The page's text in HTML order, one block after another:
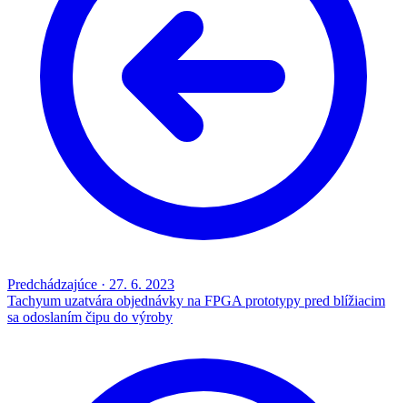
Predchádzajúce · 27. 6. 2023
Tachyum uzatvára objednávky na FPGA prototypy pred blížiacim
sa odoslaním čipu do výroby